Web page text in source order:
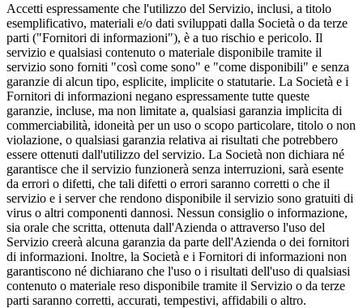
Accetti espressamente che l'utilizzo del Servizio, inclusi, a titolo
esemplificativo, materiali e/o dati sviluppati dalla Società o da terze
parti ("Fornitori di informazioni"), è a tuo rischio e pericolo. Il
servizio e qualsiasi contenuto o materiale disponibile tramite il
servizio sono forniti "così come sono" e "come disponibili" e senza
garanzie di alcun tipo, esplicite, implicite o statutarie. La Società e i
Fornitori di informazioni negano espressamente tutte queste
garanzie, incluse, ma non limitate a, qualsiasi garanzia implicita di
commerciabilità, idoneità per un uso o scopo particolare, titolo o non
violazione, o qualsiasi garanzia relativa ai risultati che potrebbero
essere ottenuti dall'utilizzo del servizio. La Società non dichiara né
garantisce che il servizio funzionerà senza interruzioni, sarà esente
da errori o difetti, che tali difetti o errori saranno corretti o che il
servizio e i server che rendono disponibile il servizio sono gratuiti di
virus o altri componenti dannosi. Nessun consiglio o informazione,
sia orale che scritta, ottenuta dall'Azienda o attraverso l'uso del
Servizio creerà alcuna garanzia da parte dell'Azienda o dei fornitori
di informazioni. Inoltre, la Società e i Fornitori di informazioni non
garantiscono né dichiarano che l'uso o i risultati dell'uso di qualsiasi
contenuto o materiale reso disponibile tramite il Servizio o da terze
parti saranno corretti, accurati, tempestivi, affidabili o altro.